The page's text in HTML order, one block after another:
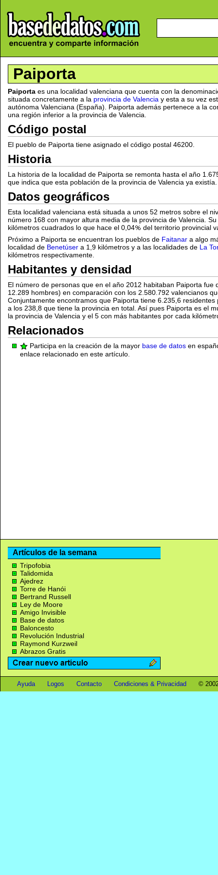
Paiporta
Paiporta es una localidad valenciana que cuenta con la
situada concretamente a la provincia de Valencia y esta a su vez
autónoma Valenciana (España). Paiporta además pertenece a la
una región inferior a la provincia de Valencia.
Código postal
El pueblo de Paiporta tiene asignado el código postal 46200.
Historia
La historia de la localidad de Paiporta se remonta hasta el año
que indica que esta población de la provincia de Valencia ya existía.
Datos geográficos
Esta localidad valenciana está situada a unos 52 metros sobre el
número 168 con mayor altura media de la provincia de Valencia.
kilómetros cuadrados lo que hace el 0,04
del territorio provincial
Próximo a Paiporta se encuentran los pueblos de Faitanar a algo
localidad de Benetúser a 1,9 kilómetros y a las localidades de La
kilómetros respectivamente.
Habitantes y densidad
El número de personas que en el año 2012 habitaban Paiporta fue
12.289 hombres) en comparación con los 2.580.792 valencianos
Conjuntamente encontramos que Paiporta tiene 6.235,6
a los 238,8 que tiene la provincia en total. Así pues Paiporta es el
la provincia de Valencia y el 5 con más habitantes por cada
Relacionados
Participa en la creación de la mayor base de datos en
enlace relacionado en este artículo.
Artículos de la semana
Tripofobia
Talidomida
Ajedrez
Torre de Hanói
Bertrand Russell
Ley de Moore
Amigo Invisible
Base de datos
Baloncesto
Revolución Industrial
Raymond Kurzweil
Abrazos Gratis
Ayuda Logos Contacto Condiciones & Privacidad ©